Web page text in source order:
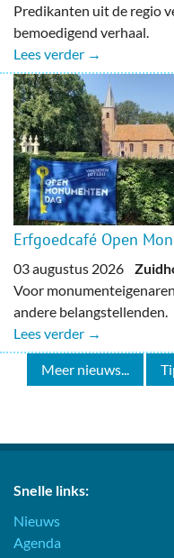
Predikanten uit de regio
bemoedigend verhaal.
Lees verder →
Erfgoedcafé Open
03 augustus 2026
Voor
andere belangstellenden.
Lees verder →
Meer nieuws...
Snelle links:
Nieuws
Agenda